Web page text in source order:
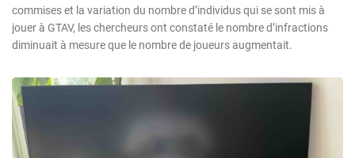
commises et la variation du nombre d’individus qui se sont mis à
jouer à GTAV, les chercheurs ont constaté le nombre d’infractions
diminuait à mesure que le nombre de joueurs augmentait.